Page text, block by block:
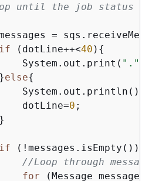
until the job status is
=
if (dotLine++<40 ) {
System.out.print(
"."
else{
System.out.println();
dotLine=
0 ;
if (!messages.isEmpty())
//Loop through
for (Message